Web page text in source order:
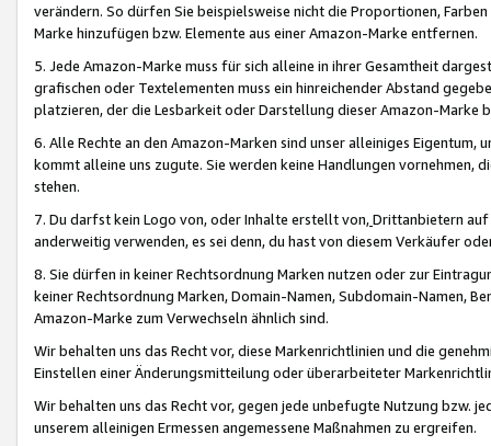
verändern. So dürfen Sie beispielsweise nicht die Proportionen,
Marke hinzufügen bzw. Elemente aus einer Amazon-Marke entfernen.
5. Jede Amazon-Marke muss für sich alleine in ihrer Gesamtheit
grafischen oder Textelementen muss ein hinreichender Abstand
platzieren, der die Lesbarkeit oder Darstellung dieser Amazon-Marke
6. Alle Rechte an den Amazon-Marken sind unser alleiniges
kommt alleine uns zugute. Sie werden keine Handlungen vornehmen,
stehen.
7. Du darfst kein Logo von, oder Inhalte erstellt von,Drittanbietern auf
anderweitig verwenden, es sei denn, du hast von diesem Verkäufer
8. Sie dürfen in keiner Rechtsordnung Marken nutzen oder zur
keiner Rechtsordnung Marken, Domain-Namen, Subdomain-Namen,
Amazon-Marke zum Verwechseln ähnlich sind.
Wir behalten uns das Recht vor, diese Markenrichtlinien und die
Einstellen einer Änderungsmitteilung oder überarbeiteter
Wir behalten uns das Recht vor, gegen jede unbefugte Nutzung bzw.
unserem alleinigen Ermessen angemessene Maßnahmen zu ergreifen.